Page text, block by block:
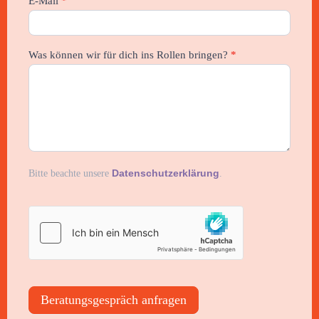
Was können wir für dich ins Rollen bringen? *
Bitte beachte unsere Datenschutzerklärung.
Beratungsgespräch anfragen